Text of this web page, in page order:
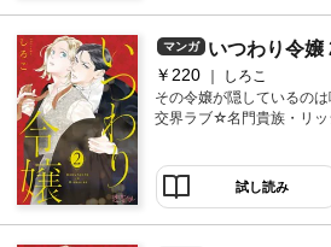
マンガ いつわり令嬢
￥220
しろこ
その令嬢が隠しているの
交界ラブ☆名門貴族・リ
スは父の命令に従って、
続けてきた。けれど、夜
を一目で見抜いてしまう
試し読み